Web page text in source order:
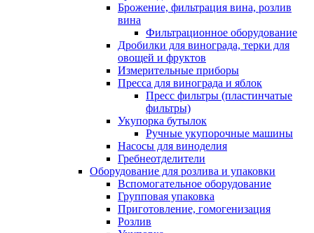
Брожение, фильтрация вина, розлив
вина
Фильтрационное оборудование
Дробилки для винограда, терки для
овощей и фруктов
Измерительные приборы
Пресса для винограда и яблок
Пресс фильтры (пластинчатые
фильтры)
Укупорка бутылок
Ручные укупорочные машины
Насосы для виноделия
Гребнеотделители
Оборудование для розлива и упаковки
Вспомогательное оборудование
Групповая упаковка
Приготовление, гомогенизация
Розлив